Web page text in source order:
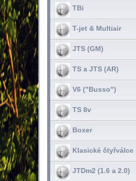
TBi
T-jet & Multiair
JTS (GM)
TS a JTS (AR)
V6 ("Busso")
TS 8v
Boxer
Klasické čtyřválce
JTDm2 (1.6 a 2.0)